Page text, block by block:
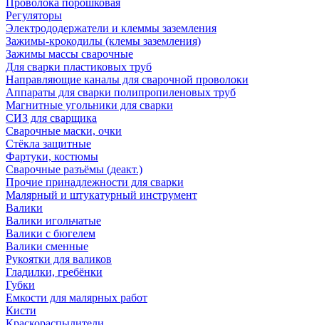
Проволока порошковая
Регуляторы
Электрододержатели и клеммы заземления
Зажимы-крокодилы (клемы заземления)
Зажимы массы сварочные
Для сварки пластиковых труб
Направляющие каналы для сварочной проволоки
Аппараты для сварки полипропиленовых труб
Магнитные угольники для сварки
СИЗ для сварщика
Сварочные маски, очки
Стёкла защитные
Фартуки, костюмы
Сварочные разъёмы (деакт.)
Прочие принадлежности для сварки
Малярный и штукатурный инструмент
Валики
Валики игольчатые
Валики с бюгелем
Валики сменные
Рукоятки для валиков
Гладилки, гребёнки
Губки
Емкости для малярных работ
Кисти